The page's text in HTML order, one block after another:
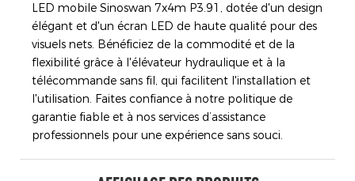
LED mobile Sinoswan 7x4m P3.91, dotée d'un design
élégant et d'un écran LED de haute qualité pour des
visuels nets. Bénéficiez de la commodité et de la
flexibilité grâce à l'élévateur hydraulique et à la
télécommande sans fil, qui facilitent l'installation et
l'utilisation. Faites confiance à notre politique de
garantie fiable et à nos services d’assistance
professionnels pour une expérience sans souci.